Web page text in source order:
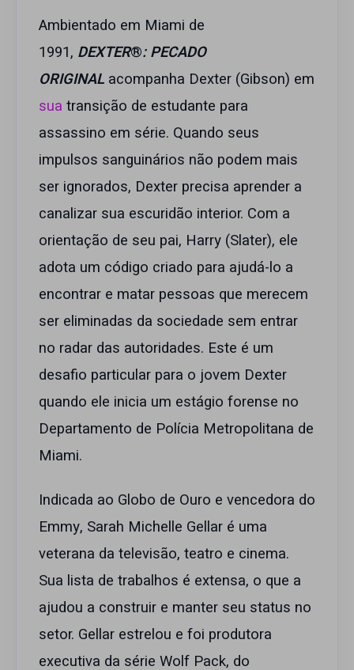
Ambientado em Miami de
1991, DEXTER®: PECADO
ORIGINAL acompanha Dexter (Gibson) em
sua transição de estudante para
assassino em série. Quando seus
impulsos sanguinários não podem mais
ser ignorados, Dexter precisa aprender a
canalizar sua escuridão interior. Com a
orientação de seu pai, Harry (Slater), ele
adota um código criado para ajudá-lo a
encontrar e matar pessoas que merecem
ser eliminadas da sociedade sem entrar
no radar das autoridades. Este é um
desafio particular para o jovem Dexter
quando ele inicia um estágio forense no
Departamento de Polícia Metropolitana de
Miami.
Indicada ao Globo de Ouro e vencedora do
Emmy, Sarah Michelle Gellar é uma
veterana da televisão, teatro e cinema.
Sua lista de trabalhos é extensa, o que a
ajudou a construir e manter seu status no
setor. Gellar estrelou e foi produtora
executiva da série Wolf Pack, do